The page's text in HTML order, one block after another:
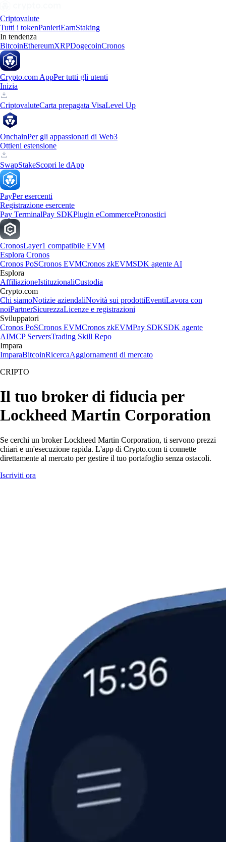
Criptovalute
Tutti i tokenPanieriEarnStaking
In tendenza
BitcoinEthereumXRPDogecoinCronos
Crypto.com AppPer tutti gli utenti
Inizia
CriptovaluteCarta prepagata VisaLevel Up
OnchainPer gli appassionati di Web3
Ottieni estensione
SwapStakeScopri le dApp
PayPer esercenti
Registrazione esercente
Pay TerminalPay SDKPlugin eCommercePronostici
CronosLayer1 compatibile EVM
Esplora Cronos
Cronos PoSCronos EVMCronos zkEVMSDK agente AI
Esplora
AffiliazioneIstituzionaliCustodia
Crypto.com
Chi siamoNotizie aziendaliNovità sui prodottiEventiLavora con
noiPartnerSicurezzaLicenze e registrazioni
Sviluppatori
Cronos PoSCronos EVMCronos zkEVMPay SDKSDK agente
AIMCP ServersTrading Skill Repo
Impara
ImparaBitcoinRicercaAggiornamenti di mercato
CRIPTO
Il tuo broker di fiducia per
Lockheed Martin Corporation
Se cerchi un broker Lockheed Martin Corporation, ti servono prezzi
chiari e un'esecuzione rapida. L'app di Crypto.com ti connette
direttamente al mercato per gestire il tuo portafoglio senza ostacoli.
Iscriviti ora